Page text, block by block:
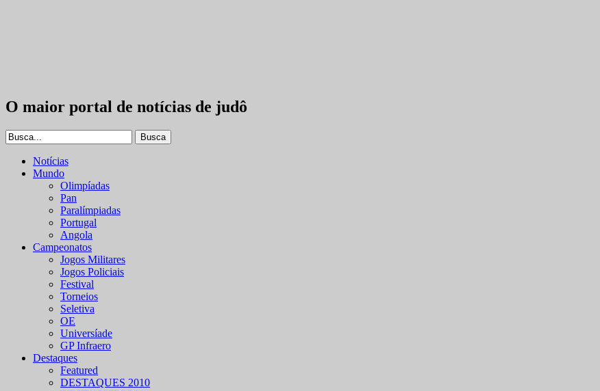
O maior portal de notícias de judô
Notícias
Mundo
Olimpíadas
Pan
Paralímpiadas
Portugal
Angola
Campeonatos
Jogos Militares
Jogos Policiais
Festival
Torneios
Seletiva
OE
Universíade
GP Infraero
Destaques
Featured
DESTAQUES 2010